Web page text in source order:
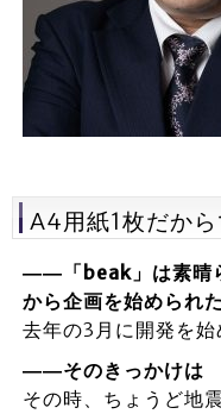
A4用紙1枚だから
――「beak」は素晴
から企画を始められ
去年の3月に開発を始
――そのきっかけは
その時、ちょうど地